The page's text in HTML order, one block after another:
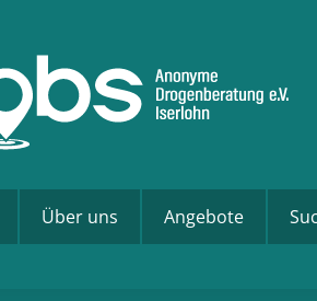
Über uns Angebote